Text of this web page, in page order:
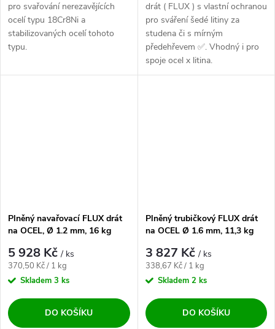
pro svařování nerezavějících
ocelí typu 18Cr8Ni a
stabilizovaných ocelí tohoto
typu.
drát ( FLUX ) s vlastní ochranou
pro sváření šedé litiny za
studena či s mírným
předehřevem ✅. Vhodný i pro
spoje ocel x litina.
Plněný navařovací FLUX drát
na OCEL, Ø 1.2 mm, 16 kg
5 928 Kč/ ks
Měrná cena:
370,50 Kč / 1 kg
Skladem 3 ks
DO KOŠÍKU
Plněný trubičkový FLUX drát
na OCEL Ø 1.6 mm, 11,3 kg
3 827 Kč/ ks
Měrná cena:
338,67 Kč / 1 kg
Skladem 2 ks
DO KOŠÍKU